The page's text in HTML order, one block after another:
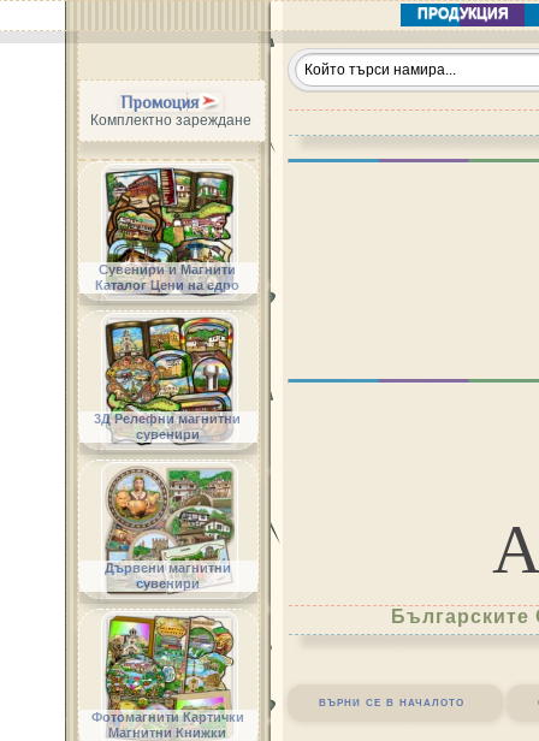
ПРОДУКЦИЯ
върни се в началото
Промоция
Комплектно зареждане
Сувенири и Магнити
Каталог Цени на едро
3Д Релефни магнитни
сувенири
Дървени магнитни
сувенири
Фотомагнити Картички
Магнитни Книжки